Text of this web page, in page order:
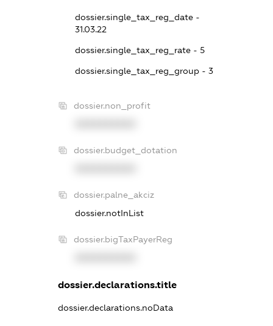
dossier.single_tax_reg_date -
31.03.22
dossier.single_tax_reg_rate - 5
dossier.single_tax_reg_group - 3
dossier.non_profit
dossier.budget_dotation
dossier.palne_akciz
dossier.notInList
dossier.bigTaxPayerReg
dossier.declarations.title
dossier.declarations.noData